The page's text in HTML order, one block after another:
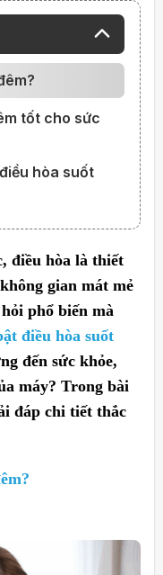
tốt cho sức
hòa suốt
điều hòa là thiết
gian mát mẻ
phổ biến mà
điều hòa suốt
đến sức khỏe,
máy? Trong bài
đáp chi tiết thắc